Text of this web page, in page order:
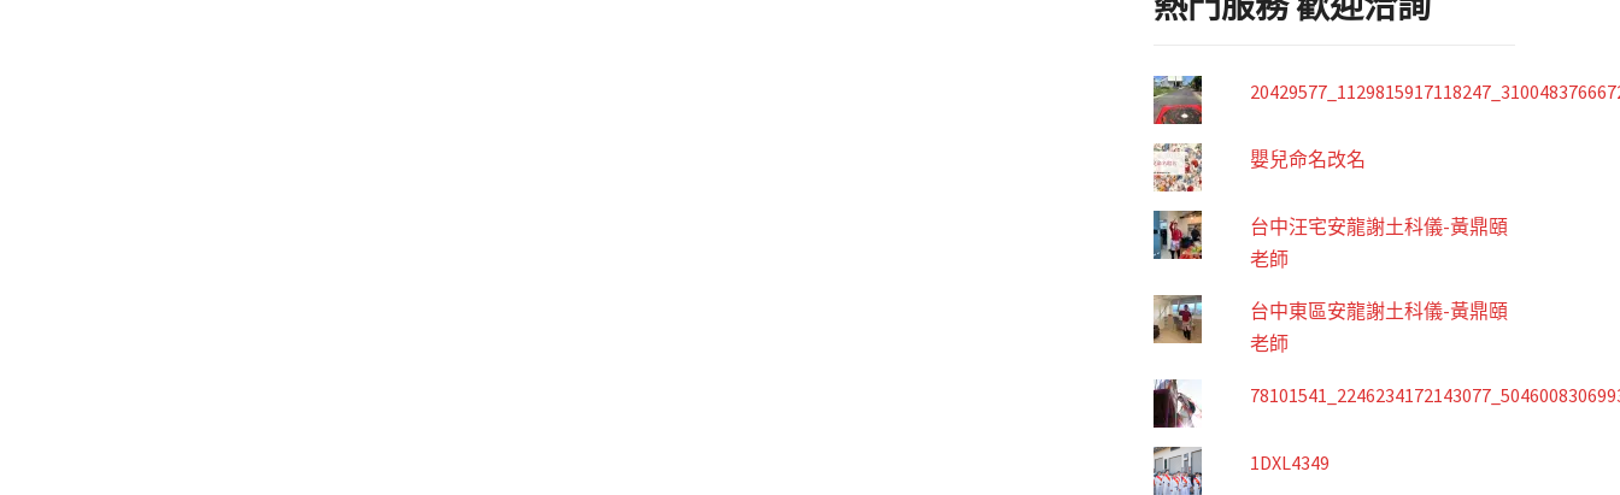
嬰兒命名改名
台中汪宅安龍謝土科儀-黃鼎頤
老師
台中東區安龍謝土科儀-黃鼎頤
老師
1DXL4349